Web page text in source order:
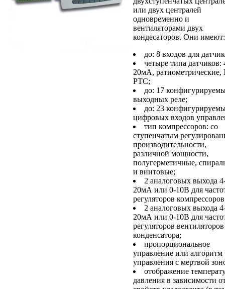
или двух централей
одновременно и
вентиляторами двух
кондесаторов. Они имеют:
до: 8 входов для
четыре типа датчиков:
20мА, ратиометрические,
PTC;
до: 17
выходных реле;
до: 23
цифровых входов
тип компрессоров: со
ступенчатым
производительности,
различной мощности,
полугерметичные,
и винтовые;
2 аналоговых выхода
20мА или 0-10В для
регуляторов
2 аналоговых выхода
20мА или 0-10В для
регуляторов вентиляторов
конденсатора;
пропорциональное
управление или алгоритм
управления с мертвой
отображение
давления в зависимости